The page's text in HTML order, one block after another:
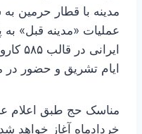
مدینه با قطار حرمین
ایام تشریق و حضور